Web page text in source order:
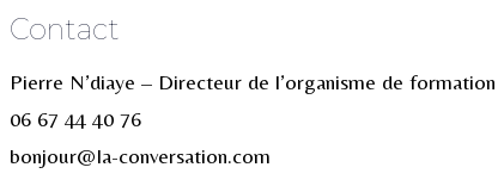
Contact
Pierre N’diaye – Directeur de l’organisme de formation
06 67 44 40 76
bonjour@la-conversation.com